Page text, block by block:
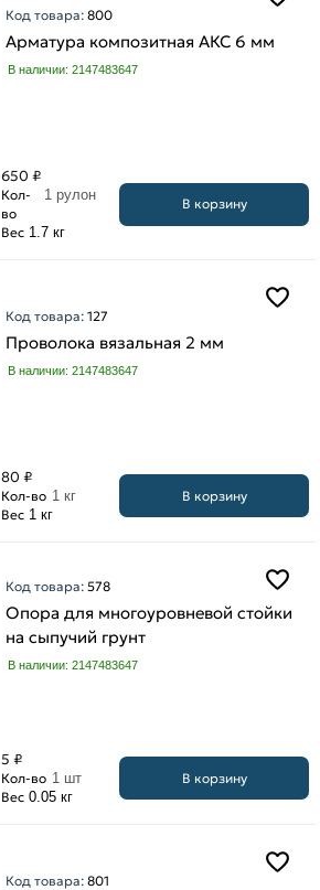
Код товара:800
Арматура композитная АКС 6 мм
В наличии: 2147483647
650 ₽
Кол-
во
1 рулон
Вес 1.7 кг
В корзину
Код товара:127
Проволока вязальная 2 мм
В наличии: 2147483647
80 ₽
Кол-во 1 кг
Вес 1 кг
В корзину
Код товара:578
Опора для многоуровневой стойки
на сыпучий грунт
В наличии: 2147483647
5 ₽
Кол-во 1 шт
Вес 0.05 кг
В корзину
Код товара:801